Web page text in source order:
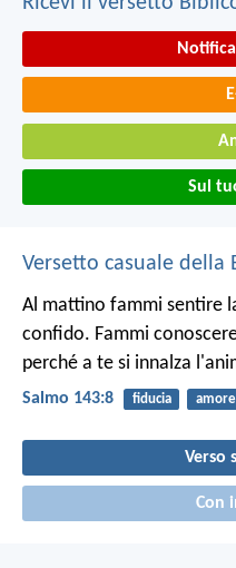
Sul
Versetto casuale della
Al mattino fammi sentire
confido. Fammi
perché a te si innalza
Salmo 143:8 fiducia amore
Verso
Con